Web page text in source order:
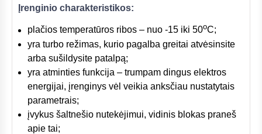
Įrenginio charakteristikos:
plačios temperatūros ribos – nuo -15 iki 50oC;
yra turbo režimas, kurio pagalba greitai atvėsinsite
arba sušildysite patalpą;
yra atminties funkcija – trumpam dingus elektros
energijai, įrenginys vėl veikia anksčiau nustatytais
parametrais;
įvykus šaltnešio nutekėjimui, vidinis blokas praneš
apie tai;